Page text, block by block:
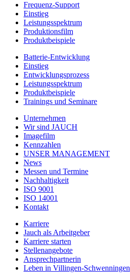
Frequenz-Support
Einstieg
Leistungsspektrum
Produktionsfilm
Produktbeispiele
Batterie-Entwicklung
Einstieg
Entwicklungsprozess
Leistungsspektrum
Produktbeispiele
Trainings und Seminare
Unternehmen
Wir sind JAUCH
Imagefilm
Kennzahlen
UNSER MANAGEMENT
News
Messen und Termine
Nachhaltigkeit
ISO 9001
ISO 14001
Kontakt
Karriere
Jauch als Arbeitgeber
Karriere starten
Stellenangebote
Ansprechpartnerin
Leben in Villingen-Schwenningen